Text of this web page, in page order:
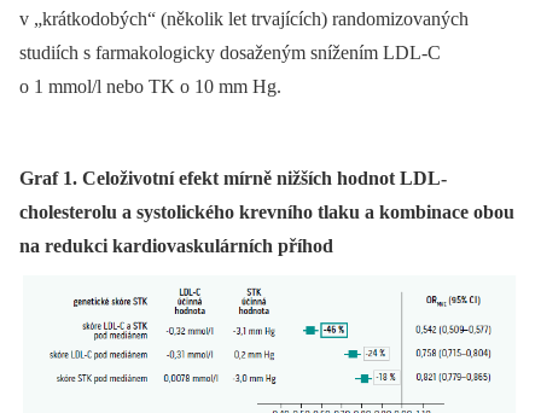
v „krátkodobých“ (několik let trvajících) randomizovaných
studiích s farmakologicky dosaženým snížením LDL-C
o 1 mmol/l nebo TK o 10 mm Hg.
Graf 1. Celoživotní efekt mírně nižších hodnot LDL-
cholesterolu a systolického krevního tlaku a kombinace obou
na redukci kardiovaskulárních příhod